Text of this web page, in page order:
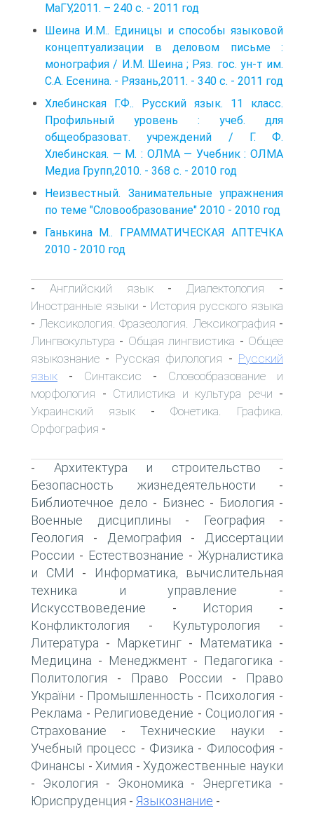
МаГУ,2011. – 240 с. - 2011 год
Шеина И.М.. Единицы и способы языковой
концептуализации в деловом письме :
монография / И.М. Шеина ; Ряз. гос. ун-т им.
С.А. Есенина. - Рязань,2011. - 340 с. - 2011 год
Хлебинская Г.Ф.. Русский язык. 11 класс.
Профильный уровень : учеб. для
общеобразоват. учреждений / Г. Ф.
Хлебинская. — М. : ОЛМА — Учебник : ОЛМА
Медиа Групп,2010. - 368 с. - 2010 год
Неизвестный. Занимательные упражнения
по теме "Словообразование" 2010 - 2010 год
Ганькина М.. ГРАММАТИЧЕСКАЯ АПТЕЧКА
2010 - 2010 год
- Английский язык- Диалектология -
Иностранные языки - История русского языка
- Лексикология. Фразеология. Лексикография -
Лингвокультура - Общая лингвистика - Общее
языкознание - Русская филология - Русский
язык - Синтаксис - Словообразование и
морфология - Стилистика и культура речи -
Украинский язык - Фонетика. Графика.
Орфография -
- Архитектура и строительство -
Безопасность жизнедеятельности -
Библиотечное дело - Бизнес - Биология -
Военные дисциплины - География -
Геология - Демография -
Диссертации
России - Естествознание - Журналистика
и СМИ -
Информатика, вычислительная
техника и управление -
Искусствоведение - История -
Конфликтология - Культурология -
Литература - Маркетинг - Математика -
Медицина - Менеджмент - Педагогика -
Политология - Право России -
Право
України - Промышленность - Психология -
Реклама - Религиоведение - Социология -
Страхование - Технические науки -
Учебный процесс - Физика - Философия -
Финансы - Химия - Художественные науки
- Экология - Экономика - Энергетика -
Юриспруденция - Языкознание -